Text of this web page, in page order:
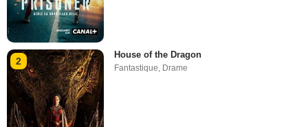
2
House of the Dragon
Fantastique, Drame